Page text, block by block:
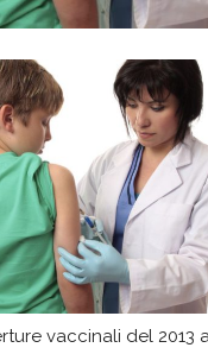
vaccinali del 2013